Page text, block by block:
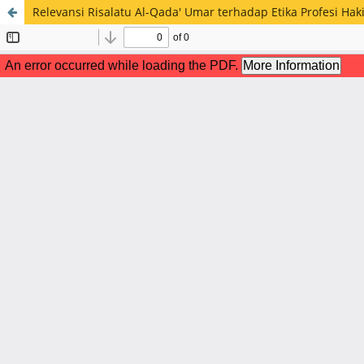
Relevansi Risalatu Al-Qada' Umar terhadap Etika Profesi